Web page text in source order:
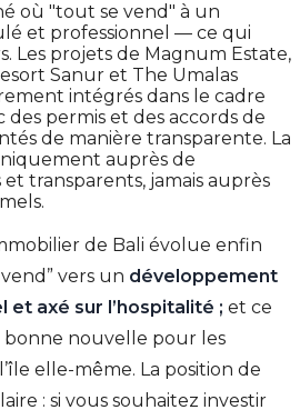
où "tout se vend" à un
et professionnel — ce qui
Les projets de Magnum Estate,
Sanur et The Umalas
intégrés dans le cadre
des permis et des accords de
de manière transparente. La
auprès de
transparents, jamais auprès
de Bali évolue enfin
vers un développement
axé sur l’hospitalité ; et ce
nouvelle pour les
elle-même. La position de
: si vous souhaitez investir